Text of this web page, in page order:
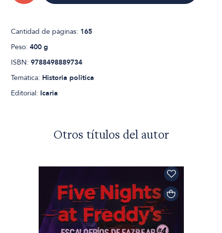
Cantidad de páginas: 165
Peso:400 g
ISBN:9788498889734
Temática: Historia politica
Editorial: Icaria
Otros títulos del autor